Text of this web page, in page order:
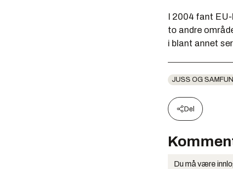
I 2004 fant
to andre
i blant annet
JUSS OG
Del
Du må være